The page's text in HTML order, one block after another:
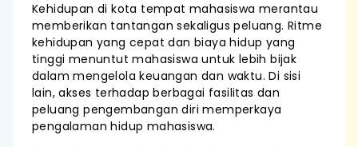
Kehidupan di kota tempat mahasiswa merantau
memberikan tantangan sekaligus peluang. Ritme
kehidupan yang cepat dan biaya hidup yang
tinggi menuntut mahasiswa untuk lebih bijak
dalam mengelola keuangan dan waktu. Di sisi
lain, akses terhadap berbagai fasilitas dan
peluang pengembangan diri memperkaya
pengalaman hidup mahasiswa.